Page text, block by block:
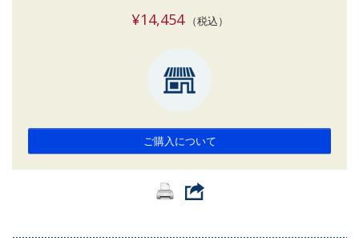
¥14,454（税込）
ご購入について